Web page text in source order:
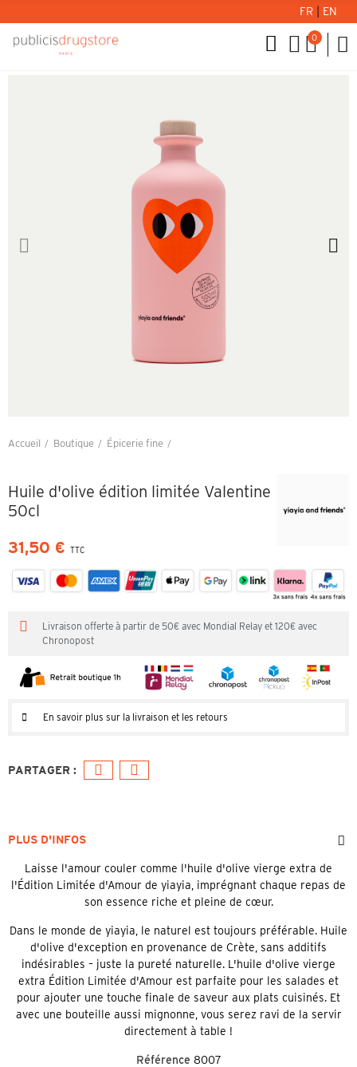
FR EN
0
Accueil Boutique
Épicerie fine
Huile d'olive édition limitée Valentine
50cl
31,50 € TTC
Livraison offerte à partir de 50€ avec Mondial Relay et 120€ avec
Chronopost
En savoir plus sur la livraison et les retours
PLUS D'INFOS
Laisse l'amour couler comme l'huile d'olive vierge extra de
l'Édition Limitée d'Amour de yiayia, imprégnant chaque repas de
son essence riche et pleine de cœur.
Dans le monde de yiayia, le naturel est toujours préférable. Huile
d'olive d'exception en provenance de Crète, sans additifs
indésirables – juste la pureté naturelle. L'huile d'olive vierge
extra Édition Limitée d'Amour est parfaite pour les salades et
pour ajouter une touche finale de saveur aux plats cuisinés. Et
avec une bouteille aussi mignonne, vous serez ravi de la servir
directement à table !
Référence 8007